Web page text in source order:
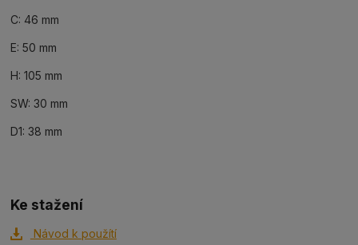
C: 46 mm
E: 50 mm
H: 105 mm
SW: 30 mm
D1: 38 mm
Ke stažení
Návod k použítí